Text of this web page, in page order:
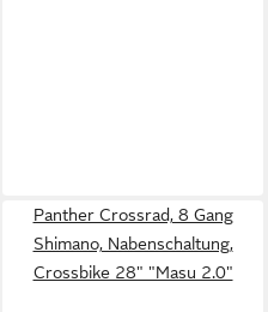
Panther Crossrad, 8 Gang
Shimano, Nabenschaltung,
Crossbike 28" "Masu 2.0"